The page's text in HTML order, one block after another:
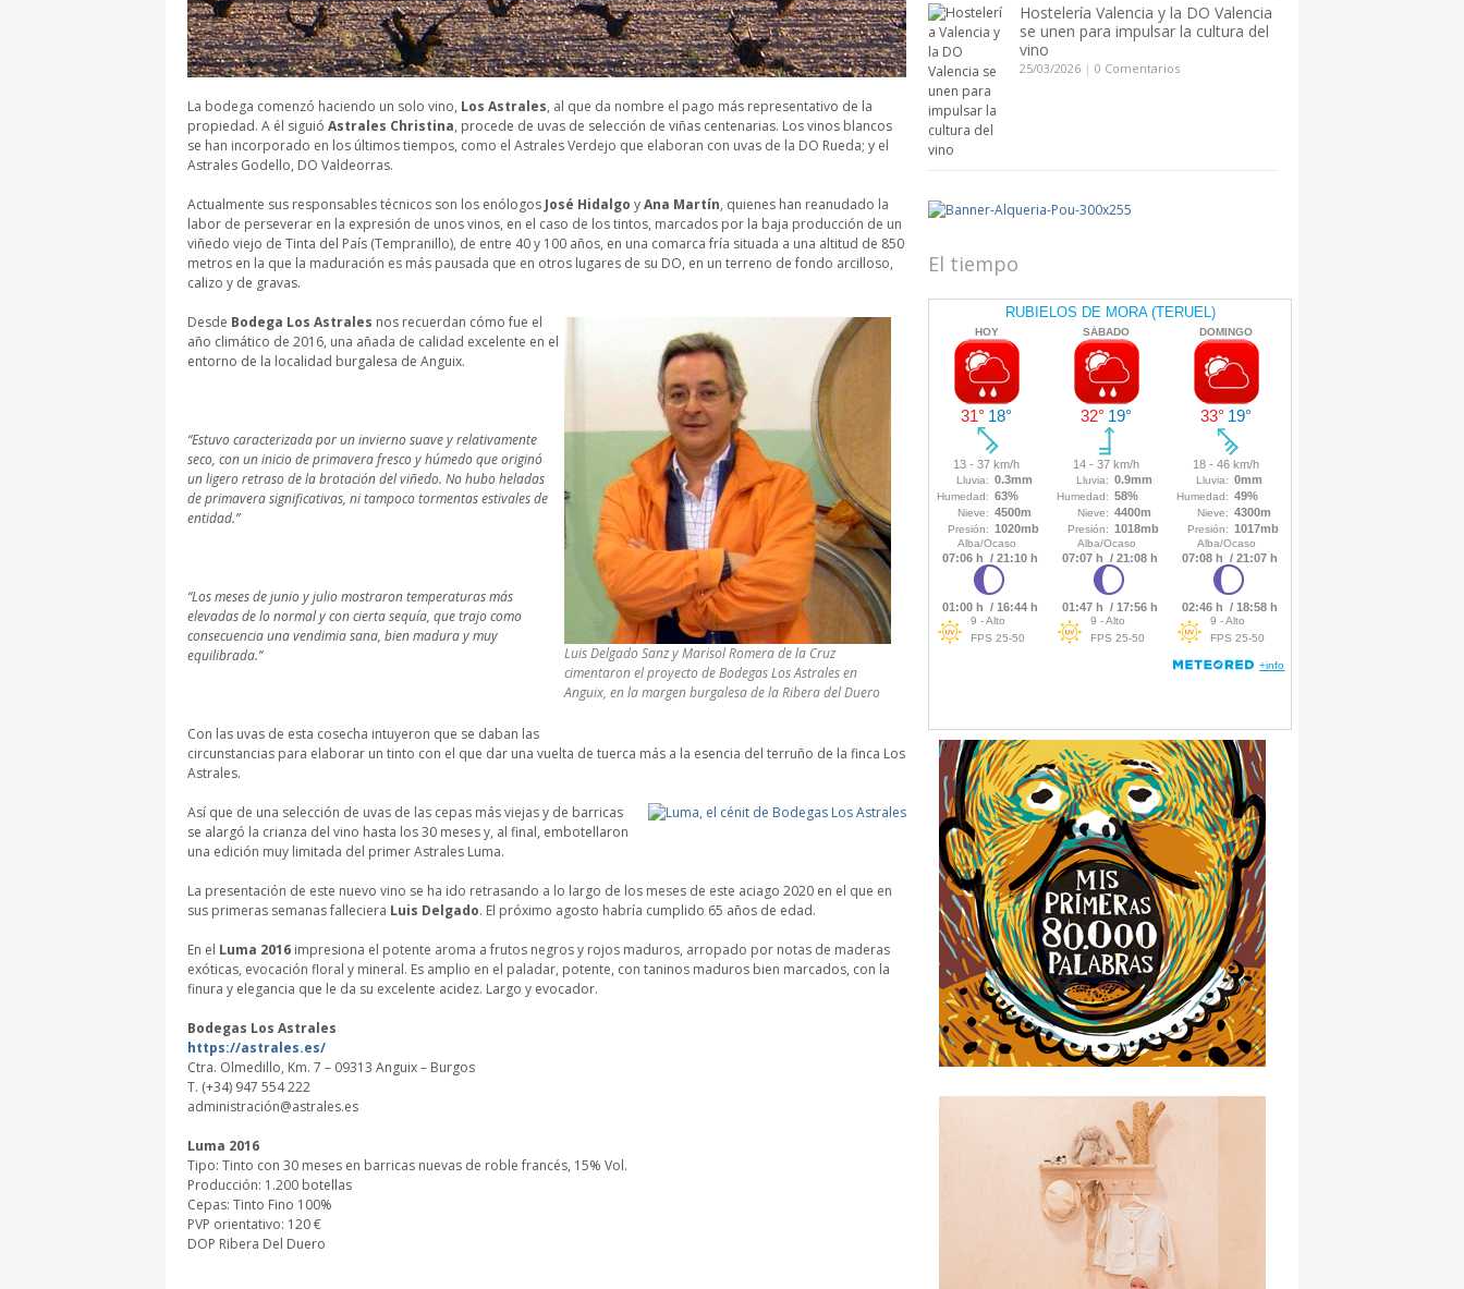
La bodega comenzó haciendo un solo vino, Los Astrales, al que da nombre el pago más representativo de la
propiedad. A él siguió Astrales Christina, procede de uvas de selección de viñas centenarias. Los vinos blancos
se han incorporado en los últimos tiempos, como el Astrales Verdejo que elaboran con uvas de la DO Rueda; y el
Astrales Godello, DO Valdeorras.
Actualmente sus responsables técnicos son los enólogos José Hidalgo yAna Martín, quienes han reanudado la
labor de perseverar en la expresión de unos vinos, en el caso de los tintos, marcados por la baja producción de un
viñedo viejo de Tinta del País (Tempranillo), de entre 40 y 100 años, en una comarca fría situada a una altitud de 850
metros en la que la maduración es más pausada que en otros lugares de su DO, en un terreno de fondo arcilloso,
calizo y de gravas.
Luis Delgado Sanz y Marisol Romera de la Cruz
cimentaron el proyecto de Bodegas Los Astrales en
Anguix, en la margen burgalesa de la Ribera del Duero
Desde Bodega Los Astrales nos recuerdan cómo fue el
año climático de 2016, una añada de calidad excelente en el
entorno de la localidad burgalesa de Anguix.
“Estuvo caracterizada por un invierno suave y relativamente
seco, con un inicio de primavera fresco y húmedo que originó
un ligero retraso de la brotación del viñedo. No hubo heladas
de primavera significativas, ni tampoco tormentas estivales de
entidad.”
“Los meses de junio y julio mostraron temperaturas más
elevadas de lo normal y con cierta sequía, que trajo como
consecuencia una vendimia sana, bien madura y muy
equilibrada.”
Con las uvas de esta cosecha intuyeron que se daban las
circunstancias para elaborar un tinto con el que dar una vuelta de tuerca más a la esencia del terruño de la finca Los
Astrales.
Así que de una selección de uvas de las cepas más viejas y de barricas
se alargó la crianza del vino hasta los 30 meses y, al final, embotellaron
una edición muy limitada del primer Astrales Luma.
La presentación de este nuevo vino se ha ido retrasando a lo largo de los meses de este aciago 2020 en el que en
sus primeras semanas falleciera Luis Delgado. El próximo agosto habría cumplido 65 años de edad.
En el Luma 2016 impresiona el potente aroma a frutos negros y rojos maduros, arropado por notas de maderas
exóticas, evocación floral y mineral. Es amplio en el paladar, potente, con taninos maduros bien marcados, con la
finura y elegancia que le da su excelente acidez. Largo y evocador.
Bodegas Los Astrales
https://astrales.es/
Ctra. Olmedillo, Km. 7 – 09313 Anguix – Burgos
T. (+34) 947 554 222
administración@astrales.es
Luma 2016
Tipo: Tinto con 30 meses en barricas nuevas de roble francés, 15% Vol.
Producción: 1.200 botellas
Cepas: Tinto Fino 100%
PVP orientativo: 120 €
DOP Ribera Del Duero
Hostelería Valencia y la DO Valencia
se unen para impulsar la cultura del
vino
25/03/2026 | 0 Comentarios
El tiempo